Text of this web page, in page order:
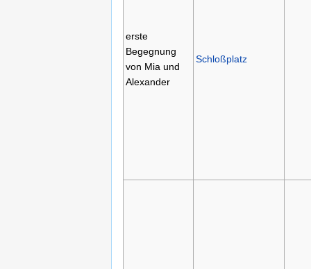
erste
Begegnung
von Mia und
Alexander
Schloßplatz